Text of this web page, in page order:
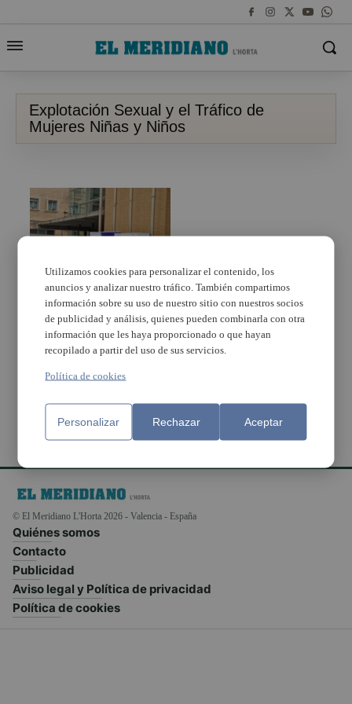
Explotación Sexual y el Tráfico de
Mujeres Niñas y Niños
Alboraya conmemora el
Día Internacional contra
la Explotación Sexual y
el Tráfico de Mujeres,
Niñas y Niños
© El Meridiano L'Horta 2026 - Valencia - España
Quiénes somos
Contacto
Publicidad
Aviso legal y Política de privacidad
Política de cookies
Utilizamos cookies para personalizar el contenido, los
anuncios y analizar nuestro tráfico. También compartimos
información sobre su uso de nuestro sitio con nuestros socios
de publicidad y análisis, quienes pueden combinarla con otra
información que les haya proporcionado o que hayan
recopilado a partir del uso de sus servicios.
Política de cookies
Personalizar Rechazar Aceptar